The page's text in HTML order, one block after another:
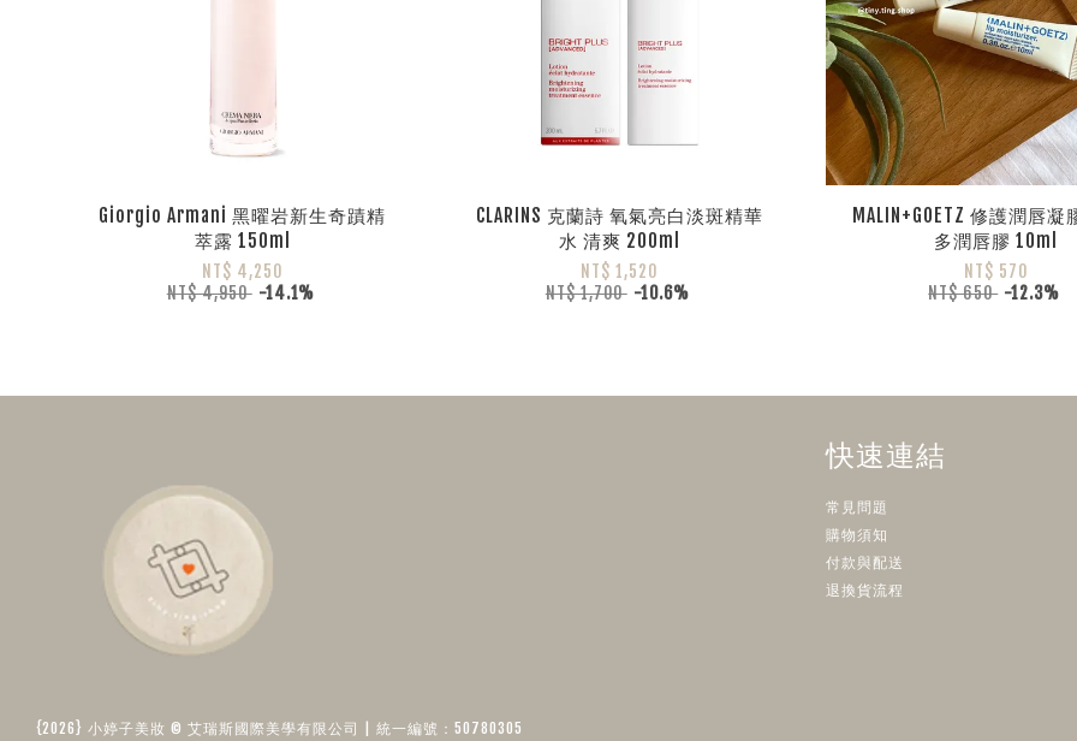
Giorgio Armani 黑曜岩新生奇蹟精
萃露 150ml
NT$ 4,250
NT$ 4,950 -14.1%
CLARINS 克蘭詩 氧氣亮白淡斑精華
水 清爽 200ml
NT$ 1,520
NT$ 1,700 -10.6%
MALIN+GOETZ 修護潤唇
多潤唇膠 10ml
NT$ 570
NT$ 650 -12.3%
{2026} 小婷子美妝 © 艾瑞斯國際美學有限公司 | 統一編號：50780305​
快速連結
常見問題
購物須知
付款與配送
退換貨流程